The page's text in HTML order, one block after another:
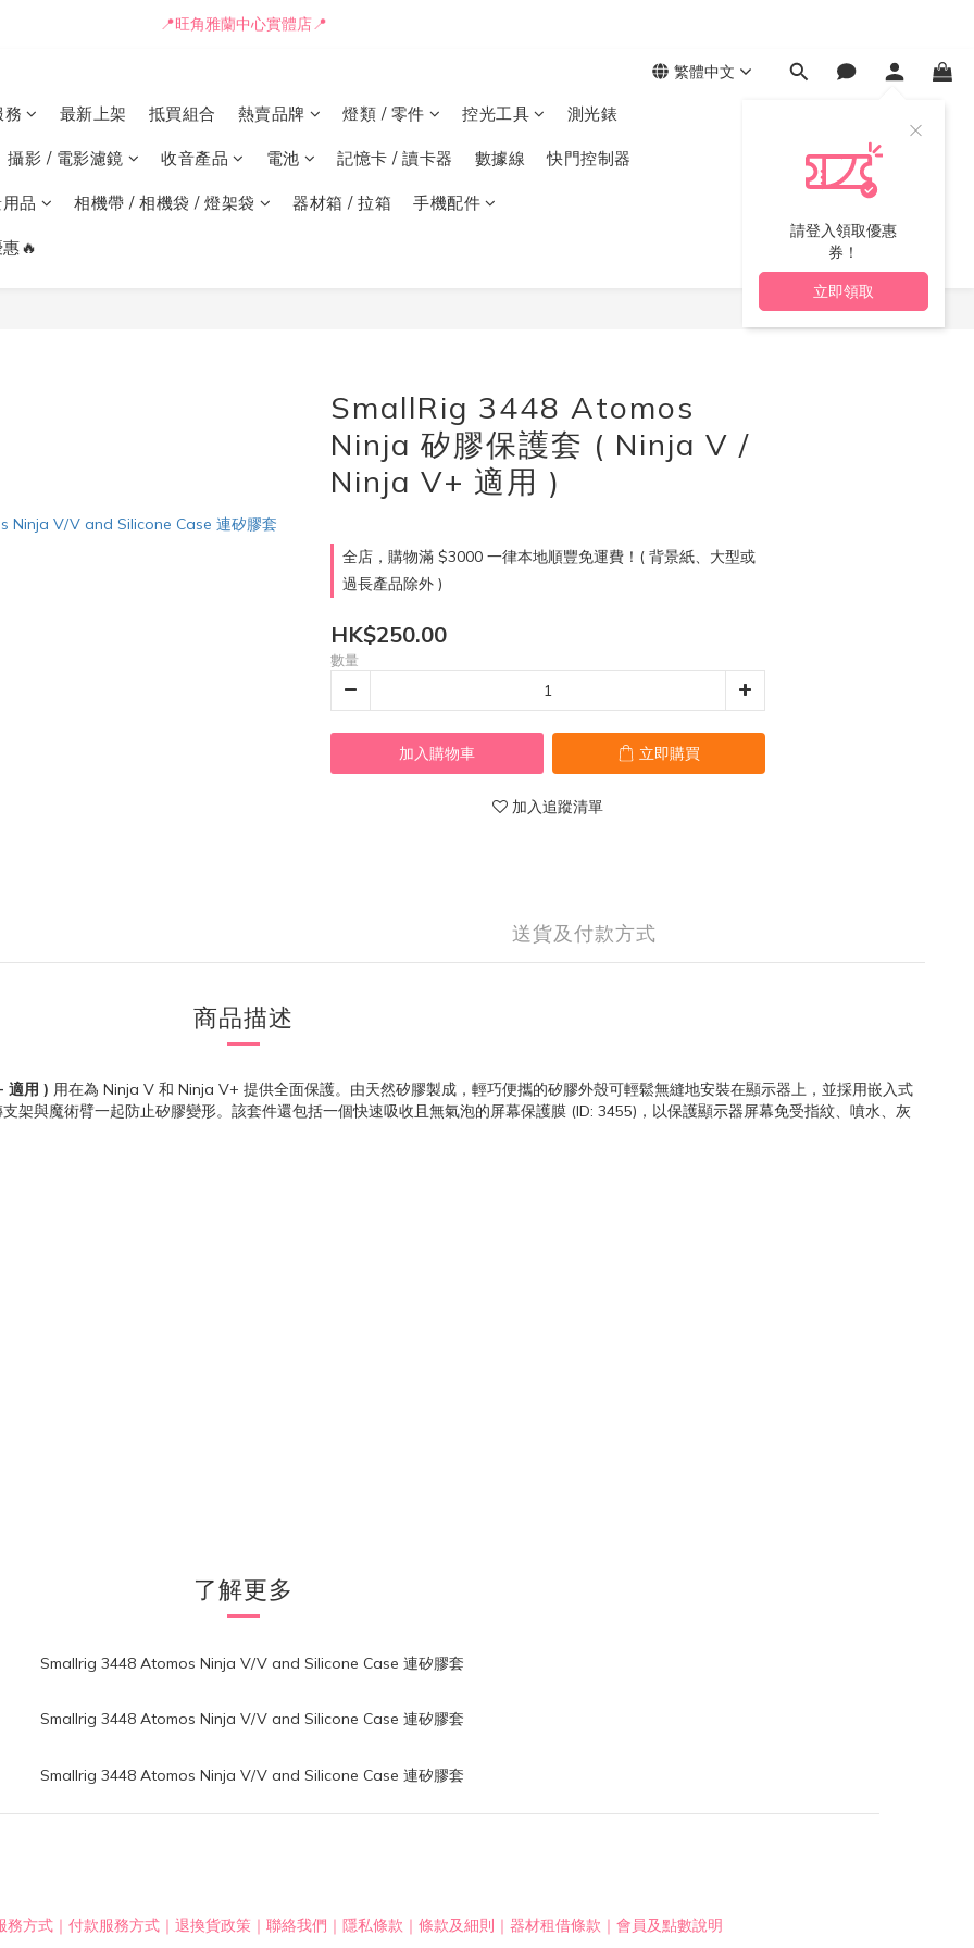
📒🖋️報價單 / 採購表格🖋️📒
📍旺角雅蘭中心實體店📍
📒🖋️報價單 / 採購表格🖋️📒
繁體中文
請登入領取優惠
券！
立即領取
最新上架 抵買組合 熱賣品牌 燈類 / 零件 控光工具 測光錶
攝影 / 電影濾鏡 收音產品 電池 記憶卡 / 讀卡器 數據線 快門控制器
品 相機帶 / 相機袋 / 燈架袋 器材箱 / 拉箱 手機配件
🔥
SmallRig 3448 Atomos
Ninja 矽膠保護套 ( Ninja V /
Ninja V+ 適用 )
全店，購物滿 $3000 一律本地順豐免運費！( 背景紙、大型或
過長產品除外 )
HK$250.00
數量
加入購物車 立即購買
加入追蹤清單
送貨及付款方式
商品描述
適用 ) 用在為 Ninja V 和 Ninja V+ 提供全面保護。由天然矽膠製成，輕巧便攜的矽膠外殼可輕鬆無縫地安裝在顯示器上，並採用嵌入式
架與魔術臂一起防止矽膠變形。該套件還包括一個快速吸收且無氣泡的屏幕保護膜 (ID: 3455)，以保護顯示器屏幕免受指紋、噴水、灰
了解更多
立即購買
務方式 ｜ 付款服務方式 ｜ 退換貨政策 ｜ 聯絡我們 ｜ 隱私條款 ｜ 條款及細則 ｜ 器材租借條款 ｜ 會員及點數說明